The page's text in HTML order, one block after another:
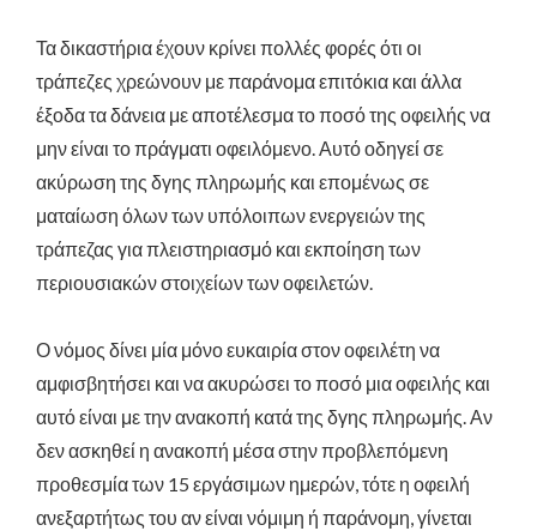
Τα δικαστήρια έχουν κρίνει πολλές φορές ότι οι
τράπεζες χρεώνουν με παράνομα επιτόκια και άλλα
έξοδα τα δάνεια με αποτέλεσμα το ποσό της οφειλής να
μην είναι το πράγματι οφειλόμενο. Αυτό οδηγεί σε
ακύρωση της δγης πληρωμής και επομένως σε
ματαίωση όλων των υπόλοιπων ενεργειών της
τράπεζας για πλειστηριασμό και εκποίηση των
περιουσιακών στοιχείων των οφειλετών.
Ο νόμος δίνει μία μόνο ευκαιρία στον οφειλέτη να
αμφισβητήσει και να ακυρώσει το ποσό μια οφειλής και
αυτό είναι με την ανακοπή κατά της δγης πληρωμής. Αν
δεν ασκηθεί η ανακοπή μέσα στην προβλεπόμενη
προθεσμία των 15 εργάσιμων ημερών, τότε η οφειλή
ανεξαρτήτως του αν είναι νόμιμη ή παράνομη, γίνεται